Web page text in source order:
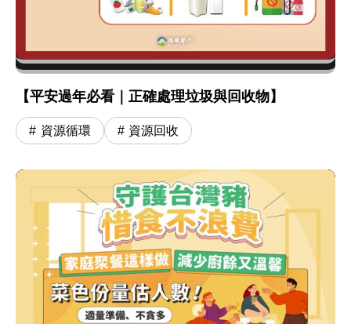
【平安過年必看｜正確處理垃圾與回收物】
資源循環 資源回收